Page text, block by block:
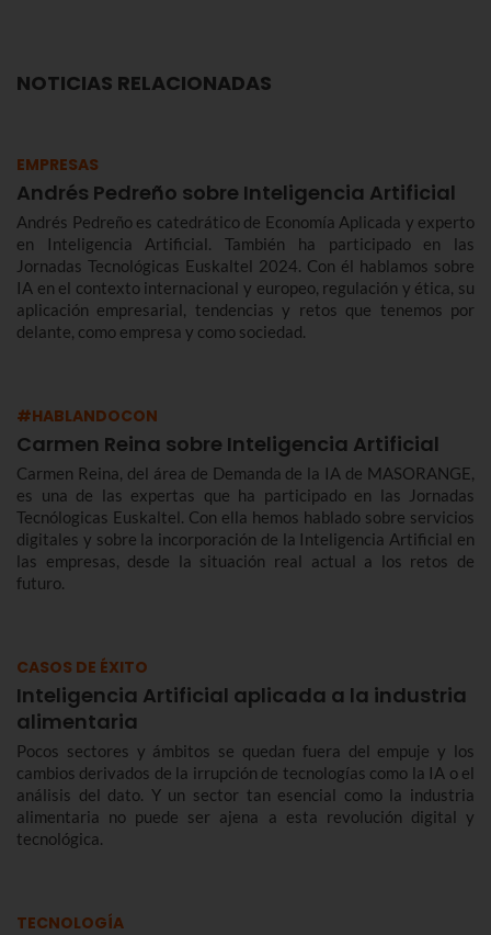
NOTICIAS RELACIONADAS
EMPRESAS
Andrés Pedreño sobre Inteligencia Artificial
Andrés Pedreño es catedrático de Economía Aplicada y experto
en Inteligencia Artificial. También ha participado en las
Jornadas Tecnológicas Euskaltel 2024. Con él hablamos sobre
IA en el contexto internacional y europeo, regulación y ética, su
aplicación empresarial, tendencias y retos que tenemos por
delante, como empresa y como sociedad.
#HABLANDOCON
Carmen Reina sobre Inteligencia Artificial
Carmen Reina, del área de Demanda de la IA de MASORANGE,
es una de las expertas que ha participado en las Jornadas
Tecnólogicas Euskaltel. Con ella hemos hablado sobre servicios
digitales y sobre la incorporación de la Inteligencia Artificial en
las empresas, desde la situación real actual a los retos de
futuro.
CASOS DE ÉXITO
Inteligencia Artificial aplicada a la industria
alimentaria
Pocos sectores y ámbitos se quedan fuera del empuje y los
cambios derivados de la irrupción de tecnologías como la IA o el
análisis del dato. Y un sector tan esencial como la industria
alimentaria no puede ser ajena a esta revolución digital y
tecnológica.
TECNOLOGÍA